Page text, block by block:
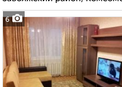
6